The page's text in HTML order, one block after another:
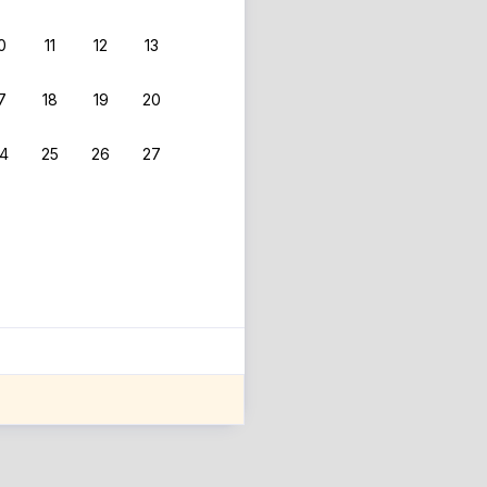
11 12 13
18 19 20
25 26 27